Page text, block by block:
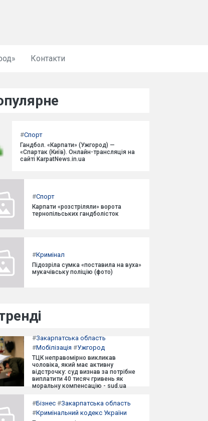
Контакти
#Спорт
Гандбол. «Карпати» (Ужгород) —
«Спартак (Київ). Онлайн-трансляція на
сайті KarpatNews.in.ua
#Спорт
Карпати «розстріляли» ворота
тернопільських гандболісток
#Кримінал
Підозріла сумка «поставила на вуха»
мукачівську поліцію (фото)
#Закарпатська область
#Мобілізація #Ужгород
ТЦК неправомірно викликав
чоловіка, який має активну
відстрочку: суд визнав за потрібне
виплатити 40 тисяч гривень як
моральну компенсацію - sud.ua
#Бізнес #Закарпатська область
#Кримінальний кодекс України